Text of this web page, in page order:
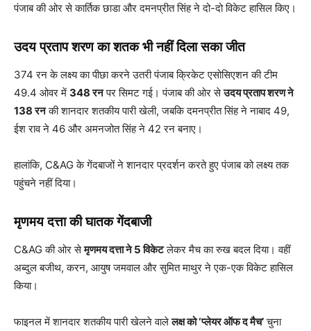
पंजाब की ओर से कार्तिक छाडा और दमनप्रीत सिंह ने दो-दो विकेट हासिल किए।
उदय प्रताप शरण का शतक भी नहीं दिला सका जीत
374 रन के लक्ष्य का पीछा करने उतरी पंजाब क्रिकेट एसोसिएशन की टीम
49.4 ओवर में 348 रनपर सिमट गई। पंजाब की ओर सेउदय प्रताप शरण ने
138 रनकी शानदार शतकीय पारी खेली, जबकि दमनप्रीत सिंह ने नाबाद 49,
ईश राव ने 46 और अमनजोत सिंह ने 42 रन बनाए।
हालांकि, C&AG के गेंदबाजों ने शानदार प्रदर्शन करते हुए पंजाब को लक्ष्य तक
पहुंचने नहीं दिया।
मृणमय दत्ता की घातक गेंदबाजी
C&AG की ओर सेमृणमय दत्ता ने 5 विकेटलेकर मैच का रुख बदल दिया। वहीं
अब्दुल बजीथ, करन, आयुष जमवाल और सुमित माथुर ने एक-एक विकेट हासिल
किया।
फाइनल में शानदार शतकीय पारी खेलने वालेलक्ष को ‘प्लेयर ऑफ द मैच’चुना